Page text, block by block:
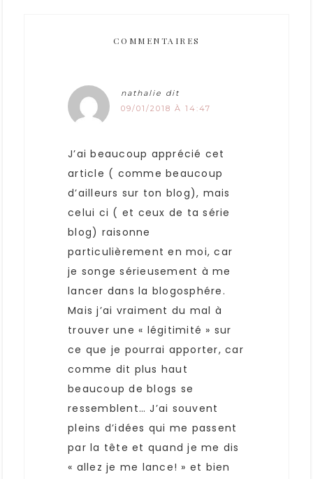
COMMENTAIRES
nathalie dit
09/01/2018 À 14:47
J’ai beaucoup apprécié cet
article ( comme beaucoup
d’ailleurs sur ton blog), mais
celui ci ( et ceux de ta série
blog) raisonne
particulièrement en moi, car
je songe sérieusement à me
lancer dans la blogosphére.
Mais j’ai vraiment du mal à
trouver une « légitimité » sur
ce que je pourrai apporter, car
comme dit plus haut
beaucoup de blogs se
ressemblent… J’ai souvent
pleins d’idées qui me passent
par la tête et quand je me dis
« allez je me lance! » et bien